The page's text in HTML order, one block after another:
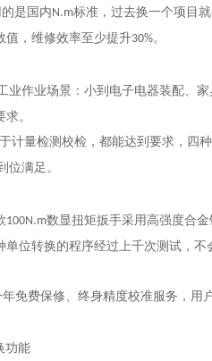
是国内N.m标准，过去换一个项目
值，维修效率至少提升30%。
业作业场景：小到电子电器装配、
。
计量检测校检，都能达到要求，四
满足。
100N.m数显扭矩扳手采用高强度合
位转换的程序经过上千次测试，不
免费保修、终身精度校准服务，用